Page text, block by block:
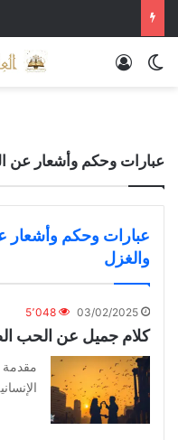
الوضع المظلمتسجيل الدخول
عبارات وحكم وأشعار عن
عبارات وحكم وأشعار
والغزل
03/02/2025 5٬048
كلام جميل عن الحب
مقدمة